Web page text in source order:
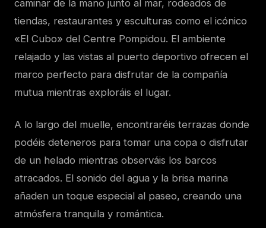
caminar de la mano junto al mar, rodeados de
tiendas, restaurantes y esculturas como el icónico
«El Cubo» del Centre Pompidou. El ambiente
relajado y las vistas al puerto deportivo ofrecen el
marco perfecto para disfrutar de la compañía
mutua mientras exploráis el lugar.
A lo largo del muelle, encontraréis terrazas donde
podéis deteneros para tomar una copa o disfrutar
de un helado mientras observáis los barcos
atracados. El sonido del agua y la brisa marina
añaden un toque especial al paseo, creando una
atmósfera tranquila y romántica.